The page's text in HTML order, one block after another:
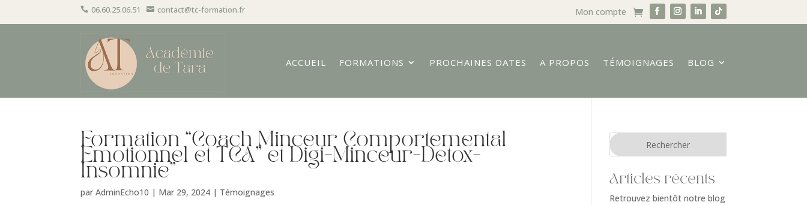
 06.60.25.06.51  contact@tc-formation.fr Mon compte
ACCUEIL FORMATIONS PROCHAINES DATES A PROPOS TÉMOIGNAGES BLOG
Formation “Coach Minceur Comportemental
Emotionnel et TCA” et Digi-Minceur-Detox-
Insomnie”
parAdminEcho10 | Mar 29, 2024 | Témoignages
Articles récents
Retrouvez bientôt notre blog